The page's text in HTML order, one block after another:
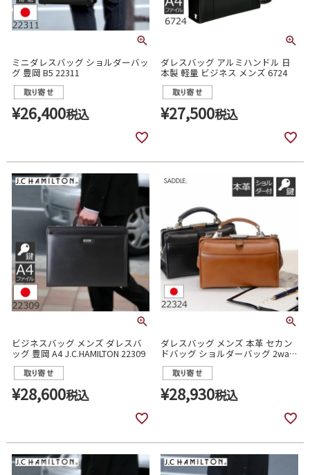
ミニダレスバッグ ショルダーバッ
グ 豊岡 B5 22311
¥26,400税込
ダレスバッグ アルミハンドル 日
本製 軽量 ビジネス メンズ 6724
¥27,500税込
ビジネスバッグ メンズ ダレスバ
ッグ 豊岡 A4 J.C.HAMILTON 22309
¥28,600税込
ダレスバッグ メンズ 本革 セカン
ドバッグ ショルダーバッグ 2way
ミニダレス 斜めがけ 日本製 豊岡
製 サドル SADDLE 22324
¥28,930税込